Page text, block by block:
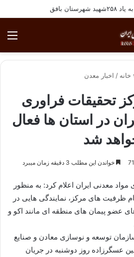
بافق
خانه / اخبار معدن
تحقیقات فراوری
در استان ها فعال
شد
71 خواندن این مطلب 3 دقیقه زمان میبرد
معدنی ایران اعلام كرد: به منظور
ظرفیت های مركز، نمایندگی هایی در
عضو پیمان های منطقه ای مانند اكو و
توسعه و نوسازی معادن و صنایع
عسگرزاده روز دوشنبه در جریان